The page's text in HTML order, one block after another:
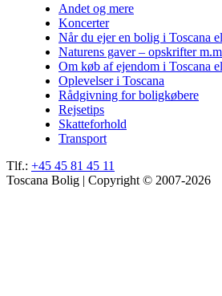
Andet og mere
Koncerter
Når du ejer en bolig i Toscana
Naturens gaver – opskrifter
Om køb af ejendom i Toscana
Oplevelser i Toscana
Rådgivning for boligkøbere
Rejsetips
Skatteforhold
Transport
Tlf.: +45 45 81 45 11
Toscana Bolig | Copyright © 2007-2026